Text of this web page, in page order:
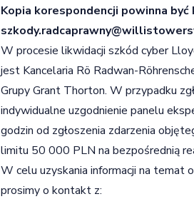
Kopia korespondencji powinna
W procesie likwidacji szkód cyber
jest Kancelaria Rö Radwan-
Grupy Grant Thorton. W przypadku
indywidualne uzgodnienie panelu
godzin od zgłoszenia zdarzenia
limitu 50 000 PLN na bezpośrednią
W celu uzyskania informacji na temat
prosimy o kontakt z: